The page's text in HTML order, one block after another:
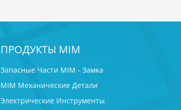
ПРОДУКТЫ MIM
Запасные Части MIM - Замка
MIM Механические Детали
Электрические Инструменты